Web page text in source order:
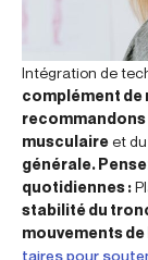
Intégration de
complément de
musculaireet
générale.
quotidiennes :
stabilité du
mouvements de
taires pour